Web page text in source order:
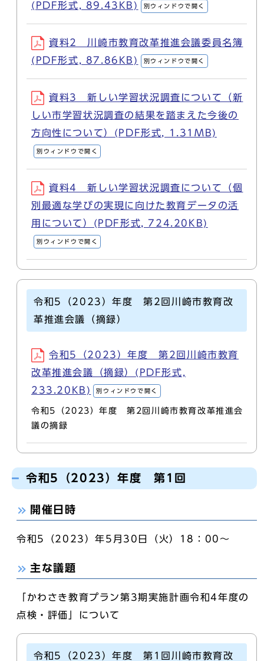
(PDF形式, 89.43KB)
別ウィンドウで開く
資料2 川崎市教育改革推進会議委員名簿
(PDF形式, 87.86KB)
別ウィンドウで開く
資料3 新しい学習状況調査について（新
しい市学習状況調査の結果を踏まえた今後の
方向性について）(PDF形式, 1.31MB)
別ウィンドウで開く
資料4 新しい学習状況調査について（個
別最適な学びの実現に向けた教育データの活
用について）(PDF形式, 724.20KB)
別ウィンドウで開く
令和5（2023）年度 第2回川崎市教育改
革推進会議（摘録）
令和5（2023）年度 第2回川崎市教育
改革推進会議（摘録）(PDF形式,
233.20KB)
別ウィンドウで開く
令和5（2023）年度 第2回川崎市教育改革推進会
議の摘録
令和5（2023）年度 第1回
開催日時
令和5（2023）年5月30日（火）18：00～
主な議題
「かわさき教育プラン第3期実施計画令和4年度の
点検・評価」について
令和5（2023）年度 第1回川崎市教育改